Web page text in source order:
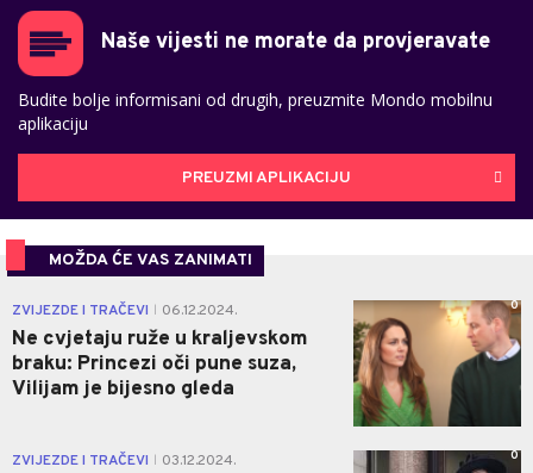
Naše vijesti ne morate da provjeravate
Budite bolje informisani od drugih, preuzmite Mondo mobilnu
aplikaciju
PREUZMI APLIKACIJU
MOŽDA ĆE VAS ZANIMATI
ZVIJEZDE I TRAČEVI 06.12.2024.
Ne cvjetaju ruže u kraljevskom
braku: Princezi oči pune suza,
Vilijam je bijesno gleda
0
ZVIJEZDE I TRAČEVI 03.12.2024. 0